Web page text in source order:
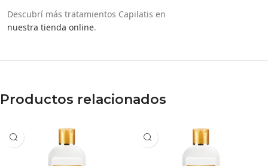
Descubrí más tratamientos Capilatis en
nuestra tienda online.
Productos relacionados